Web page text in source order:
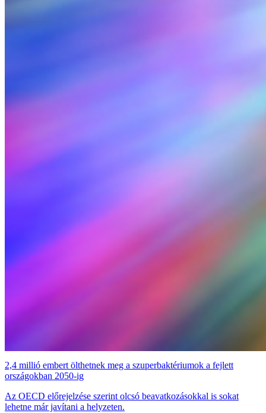
2,4 millió embert ölthetnek meg a szuperbaktériumok a fejlett
országokban 2050-ig
Az OECD előrejelzése szerint olcsó beavatkozásokkal is sokat
lehetne már javítani a helyzeten.